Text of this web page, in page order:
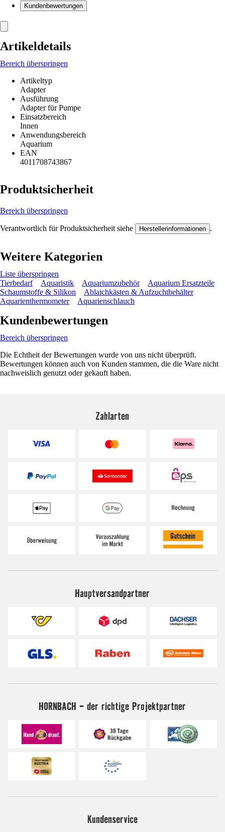
Kundenbewertungen
Artikeldetails
Bereich überspringen
Artikeltyp
Adapter
Ausführung
Adapter für Pumpe
Einsatzbereich
Innen
Anwendungsbereich
Aquarium
EAN
4011708743867
Produktsicherheit
Bereich überspringen
Verantwortlich für Produktsicherheit siehe Herstellerinformationen .
Weitere Kategorien
Liste überspringen
Tierbedarf
Aquaristik Aquariumzubehör
Aquarium Ersatzteile
Schaumstoffe & Silikon
Ablaichkästen & Aufzuchtbehälter
Aquarienthermometer
Aquarienschlauch
Kundenbewertungen
Bereich überspringen
Die Echtheit der Bewertungen wurde von uns nicht überprüft.
Bewertungen können auch von Kunden stammen, die die Ware nicht
nachweislich genutzt oder gekauft haben.
Zahlarten
Hauptversandpartner
HORNBACH - der richtige Projektpartner
Kundenservice